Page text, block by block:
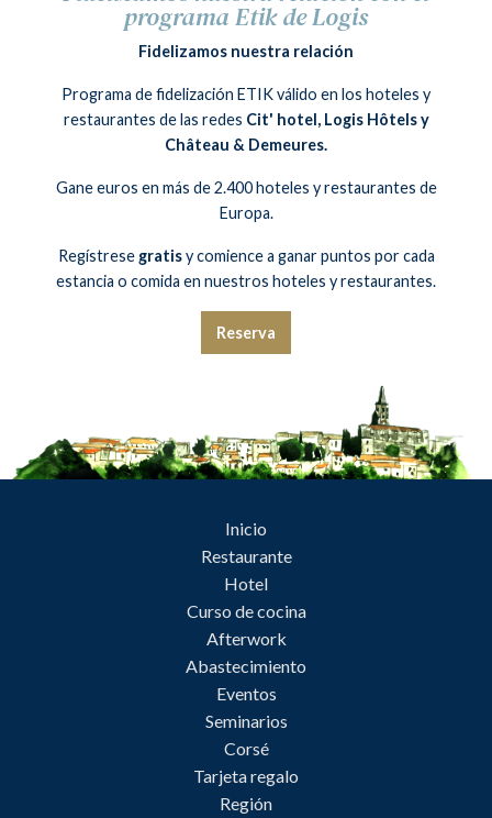
programa Etik de Logis
Fidelizamos nuestra relación
Programa de fidelización ETIK válido en los hoteles y
restaurantes de las redes Cit' hotel, Logis Hôtels y
Château & Demeures.
Gane euros en más de 2.400 hoteles y restaurantes de
Europa.
Regístrese gratisy comience a ganar puntos por cada
estancia o comida en nuestros hoteles y restaurantes.
Reserva
Inicio
Restaurante
Hotel
Curso de cocina
Afterwork
Abastecimiento
Eventos
Seminarios
Corsé
Tarjeta regalo
Región